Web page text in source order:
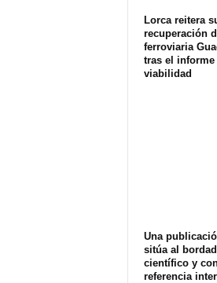
Lorca reitera
recuperación
ferroviaria
tras el informe
viabilidad
Una
sitúa al
científico y
referencia